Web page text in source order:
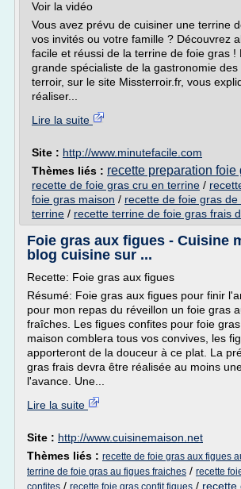
Voir la vidéo
Vous avez prévu de cuisiner une terrine
vos invités ou votre famille ? Découvrez
facile et réussi de la terrine de foie gras !
grande spécialiste de la gastronomie des
terroir, sur le site Missterroir.fr, vous
réaliser...
Lire la suite
Site : http://www.minutefacile.com
Thèmes liés : recette preparation foie
recette de foie gras cru en terrine /
foie gras maison / recette de foie gras
terrine / recette terrine de foie gras frais
Foie gras aux figues - Cuisine
blog cuisine sur ...
Recette: Foie gras aux figues
Résumé: Foie gras aux figues pour finir
pour mon repas du réveillon un foie gras
fraîches. Les figues confites pour foie
maison comblera tous vos convives, les
apporteront de la douceur à ce plat. La
gras frais devra être réalisée au moins
l'avance. Une...
Lire la suite
Site : http://www.cuisinemaison.net
Thèmes liés : recette de foie gras aux figues
terrine de foie gras au figues fraiches / recette
confites / recette foie gras confit figues / recette